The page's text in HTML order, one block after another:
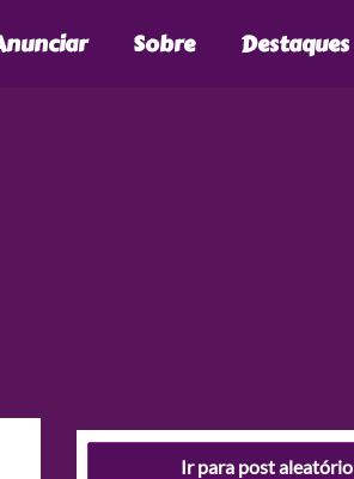
Sobre Destaques
Ir para post aleatório